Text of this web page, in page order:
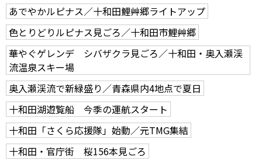
あでやかルピナス／十和田鯉艸郷ライトアップ
色とりどりルピナス見ごろ／十和田市鯉艸郷
華やぐゲレンデ シバザクラ見ごろ／十和田・奥入瀬渓
流温泉スキー場
奥入瀬渓流で新緑盛り／青森県内4地点で夏日
十和田湖遊覧船 今季の運航スタート
十和田「さくら応援隊」始動／元TMG集結
十和田・官庁街 桜156本見ごろ